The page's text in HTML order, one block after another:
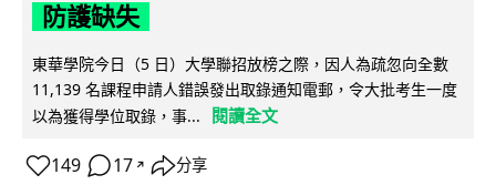
防護缺失
東華學院今日（5 日）大學聯招放榜之際，因人為疏忽向全數
11,139 名課程申請人錯誤發出取錄通知電郵，令大批考生一度
以為獲得學位取錄，事...
閱讀全文
149 17 ↗ 分享